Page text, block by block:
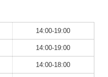
14:00-19:00
14:00-19:00
14:00-18:00